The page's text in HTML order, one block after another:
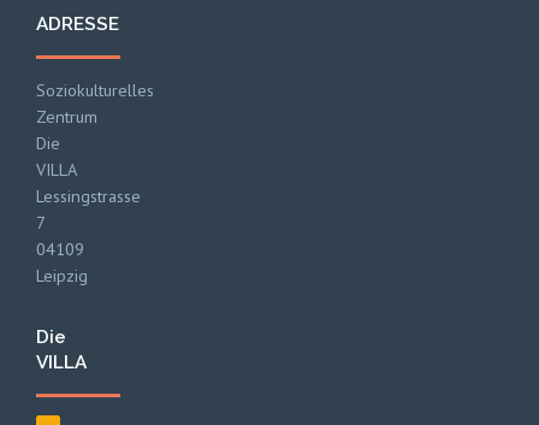
ADRESSE
Soziokulturelles
Zentrum
Die
VILLA
Lessingstrasse
7
04109
Leipzig
Die
VILLA